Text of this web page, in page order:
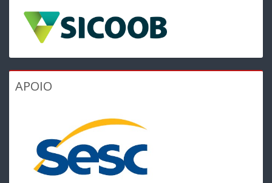
APOIO